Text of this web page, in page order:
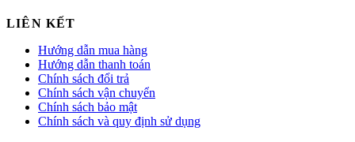
LIÊN KẾT
Hướng dẫn mua hàng
Hướng dẫn thanh toán
Chính sách đổi trả
Chính sách vận chuyển
Chính sách bảo mật
Chính sách và quy định sử dụng